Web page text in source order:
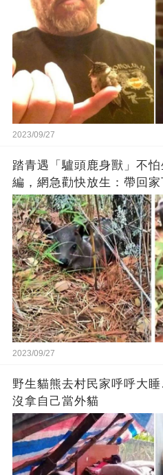
2023/09/27
踏青遇「驢頭鹿身獸」不
編，網急勸快放生：帶回
2023/09/27
野生貓熊去村民家呼呼大
沒拿自己當外貓